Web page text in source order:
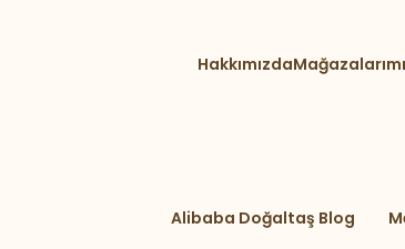
Hakkımızda
Alibaba Doğaltaş Blog